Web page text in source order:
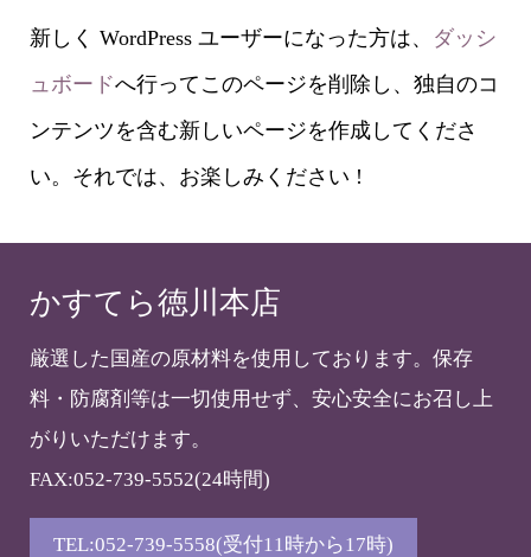
新しく WordPress ユーザーになった方は、
ダッシ
ュボードへ行ってこのページを削除し、独自のコ
ンテンツを含む新しいページを作成してくださ
い。それでは、お楽しみください !
かすてら徳川本店
厳選した国産の原材料を使用しております。保存
料・防腐剤等は一切使用せず、安心安全にお召し上
がりいただけます。
FAX:052-739-5552(24時間)
TEL:052-739-5558(受付11時から17時)